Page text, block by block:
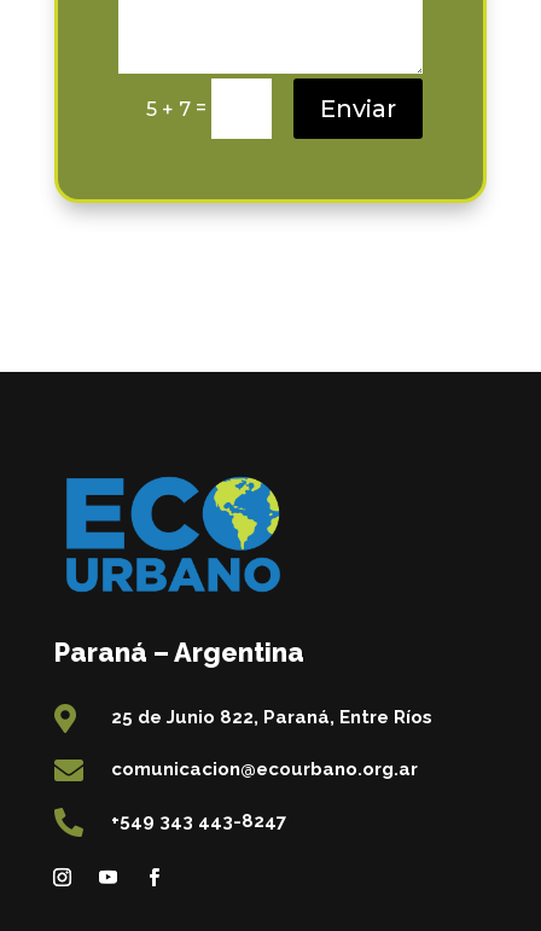
5 + 7 = Enviar
Paraná – Argentina
 25 de Junio 822, Paraná, Entre Ríos
 comunicacion@ecourbano.org.ar
 +549 343 443-8247